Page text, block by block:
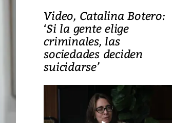
Video, Catalina Botero:
‘Si la gente elige
criminales, las
sociedades deciden
suicidarse’